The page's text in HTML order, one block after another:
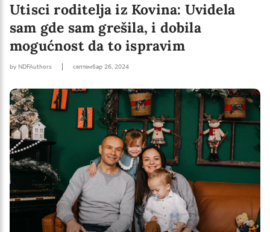
Utisci roditelja iz Kovina: Uvidela
sam gde sam grešila, i dobila
mogućnost da to ispravim
by NDFAuthors септембар 26, 2024